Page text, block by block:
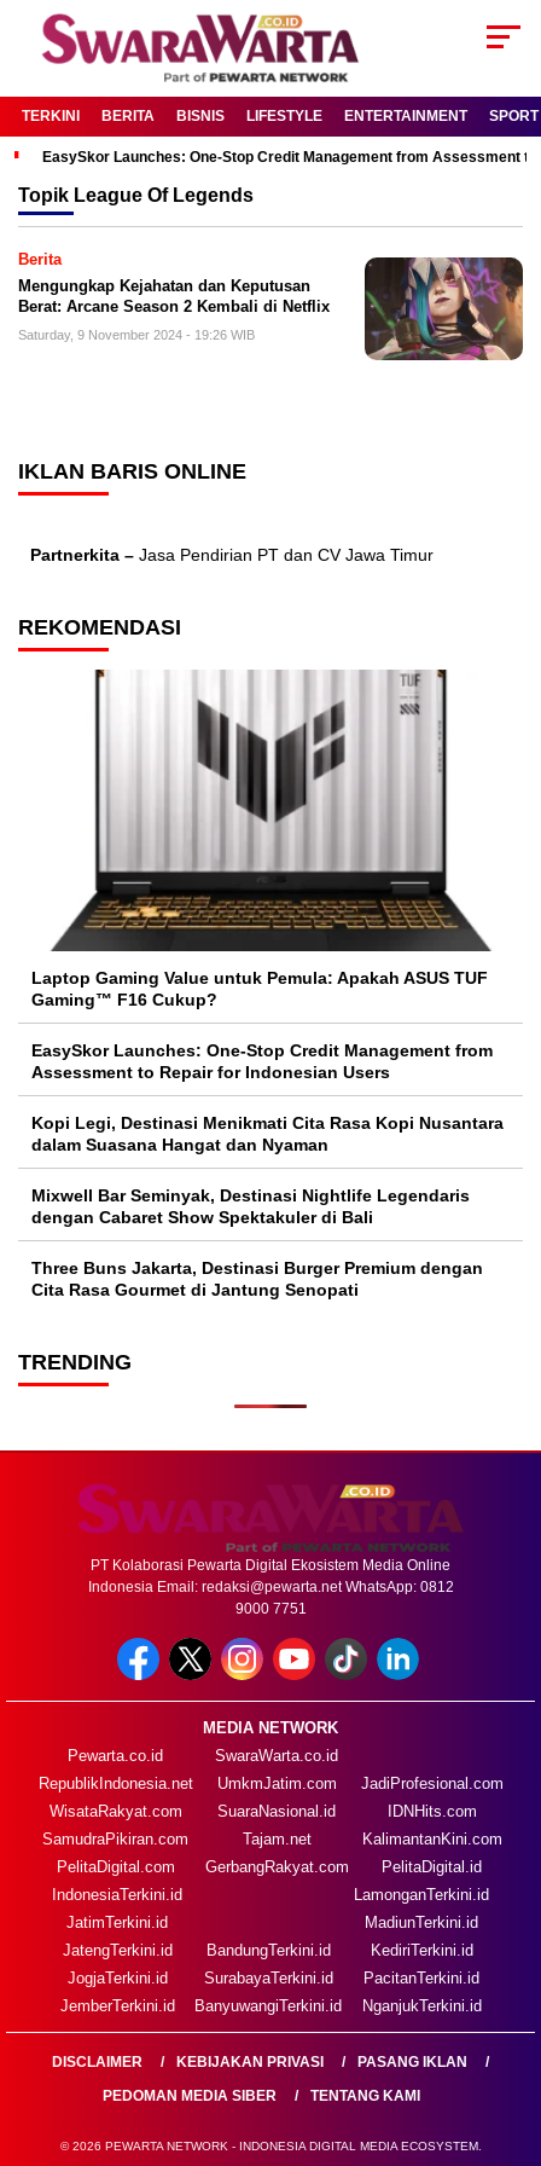
TERKINI BERITA BISNIS LIFESTYLE ENTERTAINMENT SPORT
EasySkor Launches: One-Stop Credit Management from Assessment
Topik League Of Legends
Berita
Mengungkap Kejahatan dan Keputusan
Berat: Arcane Season 2 Kembali di Netflix
Saturday, 9 November 2024 - 19:26 WIB
IKLAN BARIS ONLINE
Partnerkita – Jasa Pendirian PT dan CV Jawa Timur
REKOMENDASI
Laptop Gaming Value untuk Pemula: Apakah ASUS TUF
Gaming™ F16 Cukup?
EasySkor Launches: One-Stop Credit Management from
Assessment to Repair for Indonesian Users
Kopi Legi, Destinasi Menikmati Cita Rasa Kopi Nusantara
dalam Suasana Hangat dan Nyaman
Mixwell Bar Seminyak, Destinasi Nightlife Legendaris
dengan Cabaret Show Spektakuler di Bali
Three Buns Jakarta, Destinasi Burger Premium dengan
Cita Rasa Gourmet di Jantung Senopati
TRENDING
PT Kolaborasi Pewarta Digital Ekosistem Media Online
Indonesia Email: redaksi@pewarta.netWhatsApp: 0812
9000 7751
MEDIA NETWORK
Pewarta.co.id
RepublikIndonesia.net
WisataRakyat.com
SamudraPikiran.com
PelitaDigital.com
SwaraWarta.co.id
UmkmJatim.com
SuaraNasional.id
Tajam.net
GerbangRakyat.com
JadiProfesional.com
IDNHits.com
KalimantanKini.com
PelitaDigital.id
IndonesiaTerkini.id
JatimTerkini.id
JatengTerkini.id
JogjaTerkini.id
JemberTerkini.id
BandungTerkini.id
SurabayaTerkini.id
BanyuwangiTerkini.id
LamonganTerkini.id
MadiunTerkini.id
KediriTerkini.id
PacitanTerkini.id
NganjukTerkini.id
DISCLAIMER KEBIJAKAN PRIVASI
PASANG IKLAN
PEDOMAN MEDIA SIBER
TENTANG KAMI
© 2026 PEWARTA NETWORK - INDONESIA DIGITAL MEDIA ECOSYSTEM.